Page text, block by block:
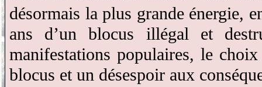
désormais la plus grande énergie,
ans d’un blocus illégal et
manifestations populaires, le
blocus et un désespoir aux